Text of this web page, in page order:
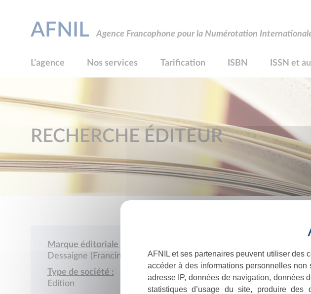
AFNIL Agence Francophone pour la Numérotation
L’agence Nos services Tarification ISBN ISSN et
RECHERCHE ÉDITEUR
Marque éditoriale :
Dessaigne (Francine)
Type de société :
Edition
AFNIL et ses partenaires peuvent utiliser des
accéder à des informations personnelles
adresse IP, données de navigation,
statistiques d’usage du site, produire des